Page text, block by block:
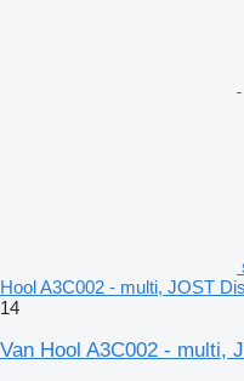
Hool A3C002 - multi, JOST
14
Van Hool A3C002 - multi,